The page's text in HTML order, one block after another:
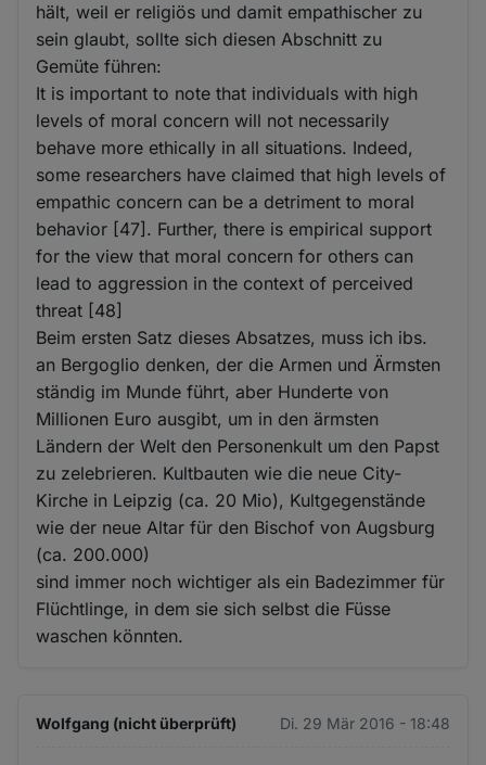
hält, weil er religiös und damit empathischer zu
sein glaubt, sollte sich diesen Abschnitt zu
Gemüte führen:
It is important to note that individuals with high
levels of moral concern will not necessarily
behave more ethically in all situations. Indeed,
some researchers have claimed that high levels of
empathic concern can be a detriment to moral
behavior [47]. Further, there is empirical support
for the view that moral concern for others can
lead to aggression in the context of perceived
threat [48]
Beim ersten Satz dieses Absatzes, muss ich ibs.
an Bergoglio denken, der die Armen und Ärmsten
ständig im Munde führt, aber Hunderte von
Millionen Euro ausgibt, um in den ärmsten
Ländern der Welt den Personenkult um den Papst
zu zelebrieren. Kultbauten wie die neue City-
Kirche in Leipzig (ca. 20 Mio), Kultgegenstände
wie der neue Altar für den Bischof von Augsburg
(ca. 200.000)
sind immer noch wichtiger als ein Badezimmer für
Flüchtlinge, in dem sie sich selbst die Füsse
waschen könnten.
Wolfgang (nicht überprüft) Di. 29 Mär 2016 - 18:48